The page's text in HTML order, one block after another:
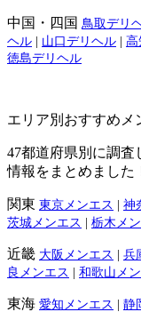
中国・四国 鳥取デリ
ヘル | 山口デリヘル | 高
徳島デリヘル
エリア別おすすめメ
47都道府県別に調
情報をまとめました
関東 東京メンエス | 神
茨城メンエス | 栃木メ
近畿 大阪メンエス | 兵
良メンエス | 和歌山メ
東海 愛知メンエス | 静